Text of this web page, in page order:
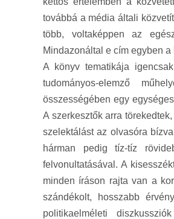
továbbá a média általi
több, voltaképpen az
Mindazonáltal e cím egyben
A könyv tematikája
tudományos-elemző
összességében egy
A szerkesztők arra
szelektálást az olvasóra
hárman pedig tíz-tíz
felvonultatásával. A
minden íráson rajta van a
szándékolt, hosszabb
politikaelméleti